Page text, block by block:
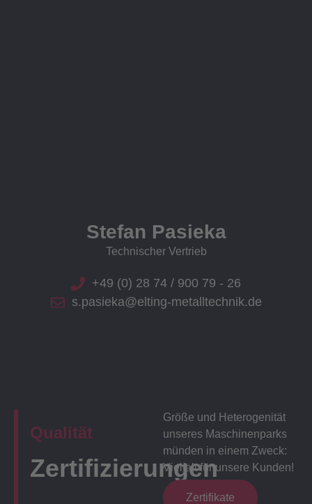
Stefan Pasieka
Technischer Vertrieb
+49 (0) 28 74 / 900 79 - 26
s.pasieka@elting-metalltechnik.de
Qualität
Zertifizierungen
Größe und Heterogenität
unseres Maschinenparks
münden in einem Zweck:
Vielfalt für unsere Kunden!
Zertifikate